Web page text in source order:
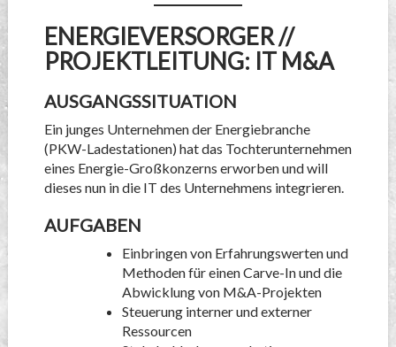
ENERGIEVERSORGER //
PROJEKTLEITUNG: IT M&A
AUSGANGSSITUATION
Ein junges Unternehmen der Energiebranche
(PKW-Ladestationen) hat das Tochterunternehmen
eines Energie-Großkonzerns erworben und will
dieses nun in die IT des Unternehmens integrieren.
AUFGABEN
Einbringen von Erfahrungswerten und
Methoden für einen Carve-In und die
Abwicklung von M&A-Projekten
Steuerung interner und externer
Ressourcen